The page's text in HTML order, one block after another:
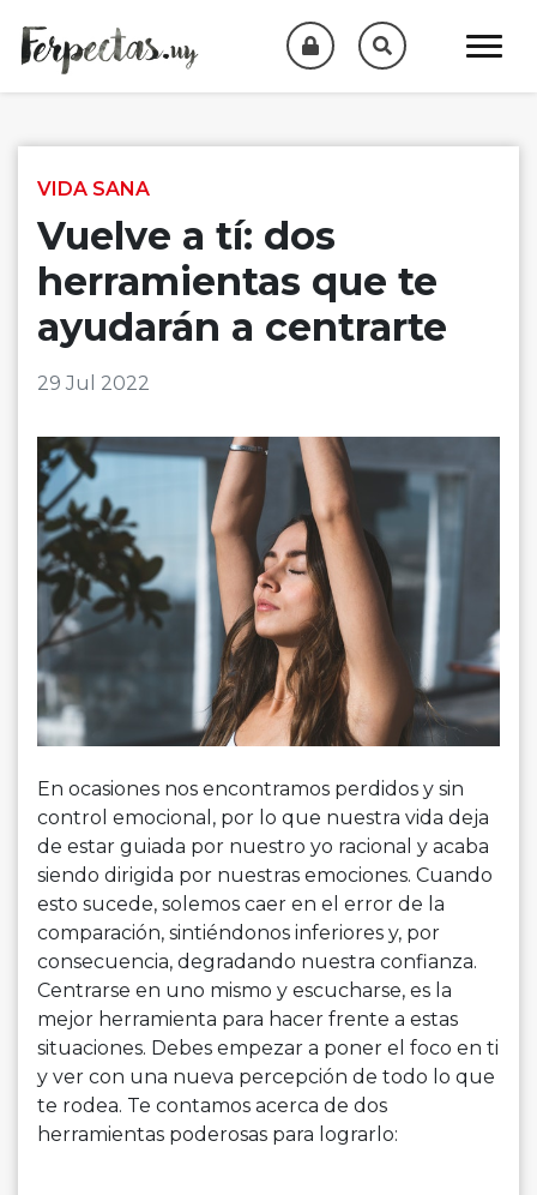
VIDA SANA
Vuelve a tí: dos
herramientas que te
ayudarán a centrarte
29 Jul 2022
En ocasiones nos encontramos perdidos y sin
control emocional, por lo que nuestra vida deja
de estar guiada por nuestro yo racional y acaba
siendo dirigida por nuestras emociones. Cuando
esto sucede, solemos caer en el error de la
comparación, sintiéndonos inferiores y, por
consecuencia, degradando nuestra confianza.
Centrarse en uno mismo y escucharse, es la
mejor herramienta para hacer frente a estas
situaciones. Debes empezar a poner el foco en ti
y ver con una nueva percepción de todo lo que
te rodea. Te contamos acerca de dos
herramientas poderosas para lograrlo: